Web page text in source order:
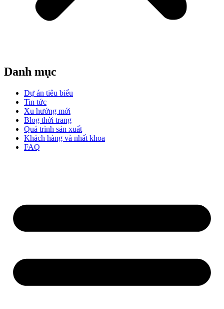
Danh mục
Dự án tiêu biểu
Tin tức
Xu hướng mới
Blog thời trang
Quá trình sản xuất
Khách hàng và nhất khoa
FAQ